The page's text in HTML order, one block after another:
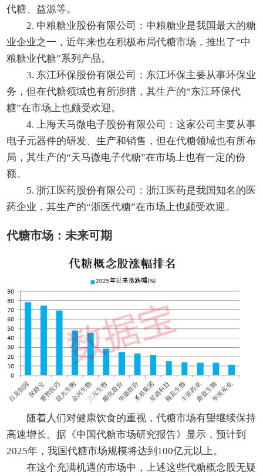
代糖、益源等。
2. 中粮糖业股份有限公司：中粮糖业是我国最大的糖
业企业之一，近年来也在积极布局代糖市场，推出了“中
粮糖业代糖”系列产品。
3. 东江环保股份有限公司：东江环保主要从事环保业
务，但在代糖领域也有所涉猎，其生产的“东江环保代
糖”在市场上也颇受欢迎。
4. 上海天马微电子股份有限公司：这家公司主要从事
电子元器件的研发、生产和销售，但在代糖领域也有所布
局，其生产的“天马微电子代糖”在市场上也有一定的份
额。
5. 浙江医药股份有限公司：浙江医药是我国知名的医
药企业，其生产的“浙医代糖”在市场上也颇受欢迎。
代糖市场：未来可期
随着人们对健康饮食的重视，代糖市场有望继续保持
高速增长。据《中国代糖市场研究报告》显示，预计到
2025年，我国代糖市场规模将达到100亿元以上。
在这个充满机遇的市场中，上述这些代糖概念股无疑